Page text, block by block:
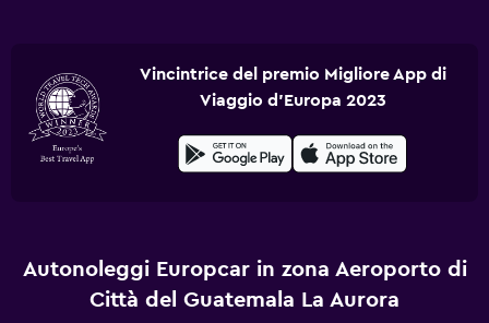
Vincintrice del premio Migliore App di
Viaggio d'Europa 2023
Autonoleggi Europcar in zona Aeroporto di
Città del Guatemala La Aurora